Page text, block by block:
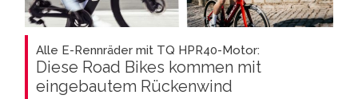
Alle E-Rennräder mit TQ HPR40-Motor:
Diese Road Bikes kommen mit
eingebautem Rückenwind